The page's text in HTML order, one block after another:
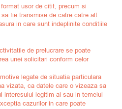
usor de citit, precum si
fie transmise de catre catre alt
in care sunt indeplinite conditiile
de prelucrare se poate
unei solicitari conform celor
legate de situatia particulara
vizata, ca datele care o vizeaza sa
interesului legitim al sau in temeiul
cazurilor in care poate